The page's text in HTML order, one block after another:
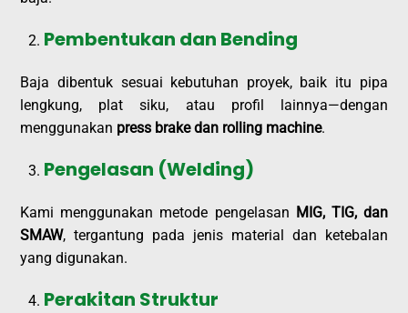
Pembentukan dan Bending
Baja dibentuk sesuai kebutuhan proyek, baik itu pipa
lengkung, plat siku, atau profil lainnya—dengan
menggunakan press brake dan rolling machine.
Pengelasan (Welding)
Kami menggunakan metode pengelasan MIG, TIG, dan
SMAW, tergantung pada jenis material dan ketebalan
yang digunakan.
Perakitan Struktur